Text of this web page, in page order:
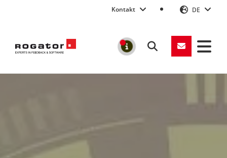
Kontakt DE
MELDUNGEN
Suchen